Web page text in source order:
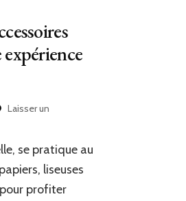
Laisser un
se pratique au
liseuses
profiter